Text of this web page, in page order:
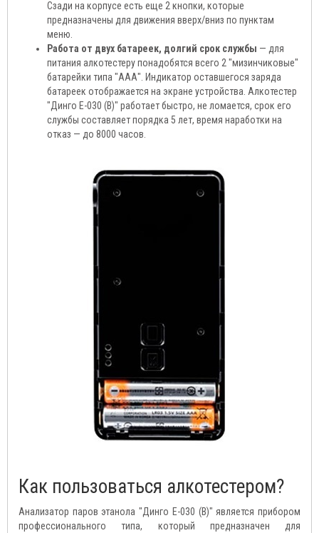
Сзади на корпусе есть еще 2 кнопки, которые
предназначены для движения вверх/вниз по пунктам
меню.
Работа от двух батареек, долгий срок службы — для
питания алкотестеру понадобятся всего 2 "мизинчиковые"
батарейки типа "ААА". Индикатор оставшегося заряда
батареек отображается на экране устройства. Алкотестер
"Динго Е-030 (В)" работает быстро, не ломается, срок его
службы составляет порядка 5 лет, время наработки на
отказ — до 8000 часов.
Как пользоваться алкотестером?
Анализатор паров этанола "Динго Е-030 (B)" является прибором
профессионального типа, который предназначен для